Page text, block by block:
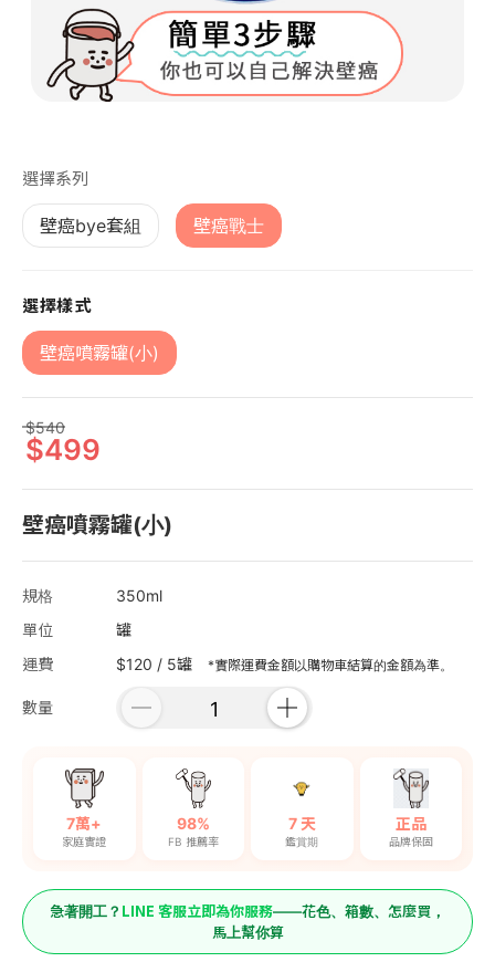
選擇系列
壁癌bye套組 壁癌戰士
選擇樣式
壁癌噴霧罐(小)
540
499
壁癌噴霧罐(小)
規格
350ml
單位
罐
運費
$120 / 5罐 *實際運費金額以購物車結算的金額為準。
數量
7萬+
家庭實證
98%
FB 推薦率
7 天
鑑賞期
正品
品牌保固
急著開工？ LINE 客服立即為你服務——花色、箱數、怎麼買，
馬上幫你算